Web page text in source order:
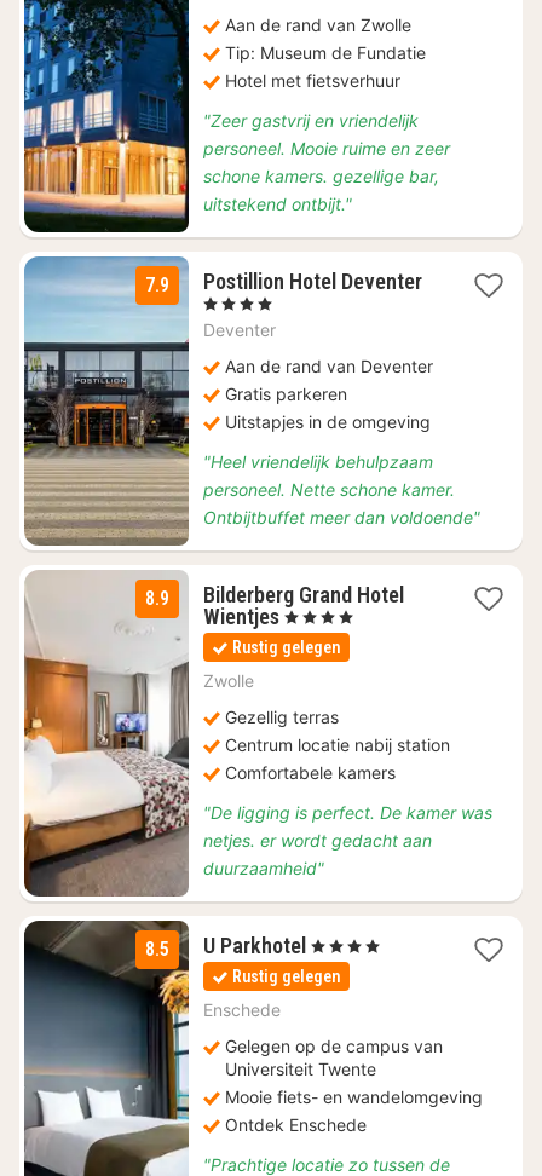
Aan de rand van Zwolle
Tip: Museum de Fundatie
Hotel met fietsverhuur
"Zeer gastvrij en vriendelijk
personeel. Mooie ruime en zeer
schone kamers. gezellige bar,
uitstekend ontbijt."
7.9 Postillion Hotel Deventer1
159
, 4 Sterren
Deventer
Aan de rand van Deventer
Gratis parkeren
Uitstapjes in de omgeving
"Heel vriendelijk behulpzaam
personeel. Nette schone kamer.
Ontbijtbuffet meer dan voldoende"
8.9
Bilderberg Grand Hotel
Wientjes1
nacht
vanaf
, 4 Sterren
Rustig gelegen
Zwolle
Gezellig terras
Centrum locatie nabij station
Comfortabele kamers
"De ligging is perfect. De kamer was
netjes. er wordt gedacht aan
duurzaamheid"
8.5 U Parkhotel 1
nacht
vanaf
, 4 Sterren
Rustig gelegen
Enschede
Gelegen op de campus van
Universiteit Twente
Mooie fiets- en wandelomgeving
Ontdek Enschede
"Prachtige locatie zo tussen de